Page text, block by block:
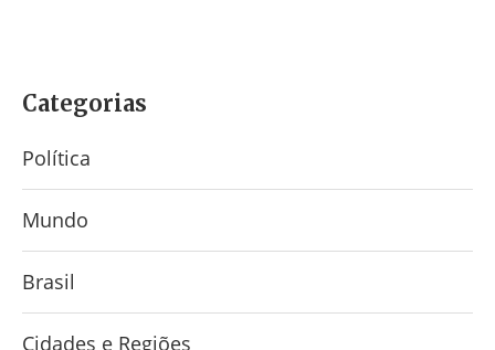
Categorias
Política
Mundo
Brasil
Cidades e Regiões